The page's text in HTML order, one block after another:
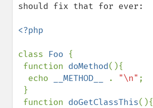
should fix that for ever:
<?php
class Foo {
function doMethod(){
  echo
__METHOD__ . "\n" ;
function doGetClassThis(){